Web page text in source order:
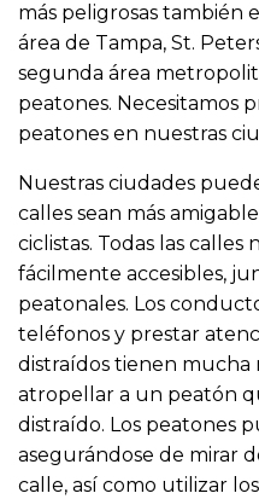
más peligrosas también
área de Tampa, St.
segunda área
peatones. Necesitamos
peatones en nuestras
Nuestras ciudades
calles sean más
ciclistas. Todas las calles
fácilmente accesibles,
peatonales. Los
teléfonos y prestar
distraídos tienen mucha
atropellar a un peatón
distraído. Los peatones
asegurándose de mirar
calle, así como utilizar